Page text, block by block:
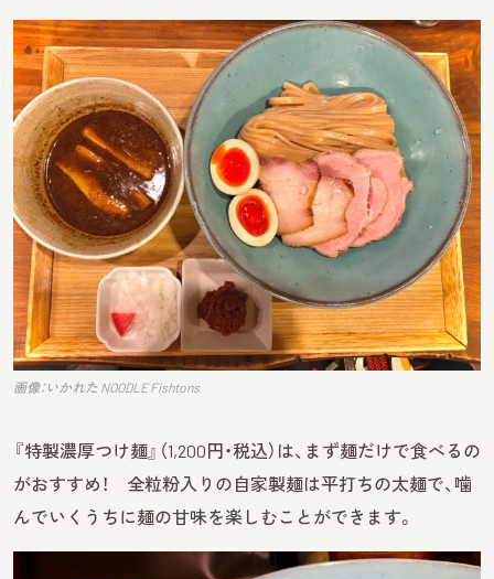
画像：いかれた NOODLE Fishtons
『特製濃厚つけ麺』（1,200円・税込）は、まず麺だけで食べるの
がおすすめ！ 全粒粉入りの自家製麺は平打ちの太麺で、噛
んでいくうちに麺の甘味を楽しむことができます。